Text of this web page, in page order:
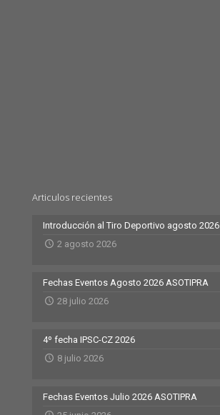
Articulos recientes
Introducción al Tiro Deportivo agosto 2026
2 agosto 2026
Fechas Eventos Agosto 2026 ASOTIPRA
28 julio 2026
4º fecha IPSC-CZ 2026
8 julio 2026
Fechas Eventos Julio 2026 ASOTIPRA